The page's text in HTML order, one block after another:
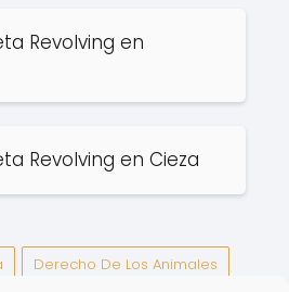
Revolving en
Revolving en Cieza
Derecho De Los Animales